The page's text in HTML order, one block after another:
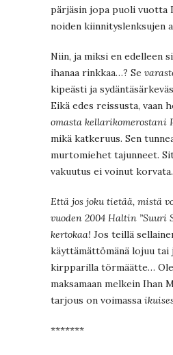
pärjäsin jopa puoli vuotta
noiden kiinnityslenksujen
Niin, ja miksi en edelleen
ihanaa rinkkaa…? Se
kipeästi ja
Eikä edes reissusta, vaan
omasta kellarikomerostani
mikä katkeruus. Sen
murtomiehet tajunneet.
vakuutus ei voinut korvata.
Että jos joku tietää, mistä
vuoden 2004 Haltin ”Suuri
kertokaa! Jos teillä
käyttämättömänä lojuu tai
kirpparilla törmäätte…
maksamaan melkein Ihan
tarjous on voimassa
*******